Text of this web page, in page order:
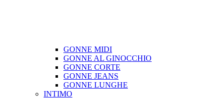
GONNE MIDI
GONNE AL GINOCCHIO
GONNE CORTE
GONNE JEANS
GONNE LUNGHE
INTIMO